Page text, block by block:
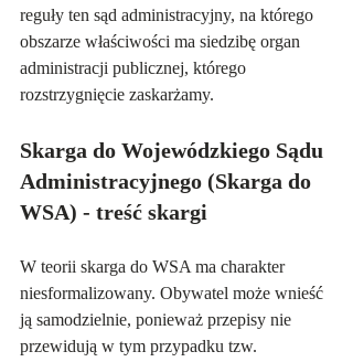
reguły ten sąd administracyjny, na którego
obszarze właściwości ma siedzibę organ
administracji publicznej, którego
rozstrzygnięcie zaskarżamy.
Skarga do Wojewódzkiego Sądu
Administracyjnego (Skarga do
WSA) - treść skargi
W teorii skarga do WSA ma charakter
niesformalizowany. Obywatel może wnieść
ją samodzielnie, ponieważ przepisy nie
przewidują w tym przypadku tzw.